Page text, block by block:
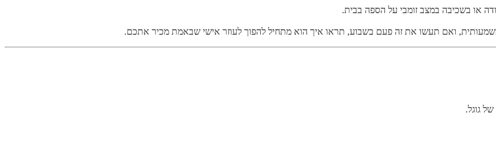
או בשכיבה במצב זומבי על הספה בבית.
ואם תעשו את זה פעם בשבוע, תראו איך הוא מתחיל להפוך לעוזר אישי שבאמת מכיר אתכם.